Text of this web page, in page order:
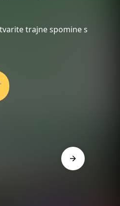
trajne spomine s